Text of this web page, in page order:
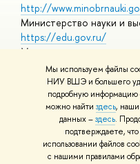
Мы используем файлы
НИУ ВШЭ и большего
подробную информацию
можно найти здесь, наши
данных –здесь.
подтверждаете,
использовании файлов
с нашими правилами
http://
Министерство науки и
https://edu.gov.ru/
Министерство
https://elearning.hse.ru/
Массовые открытые
© НИУ ВШЭ 1993–2026
использования материалов